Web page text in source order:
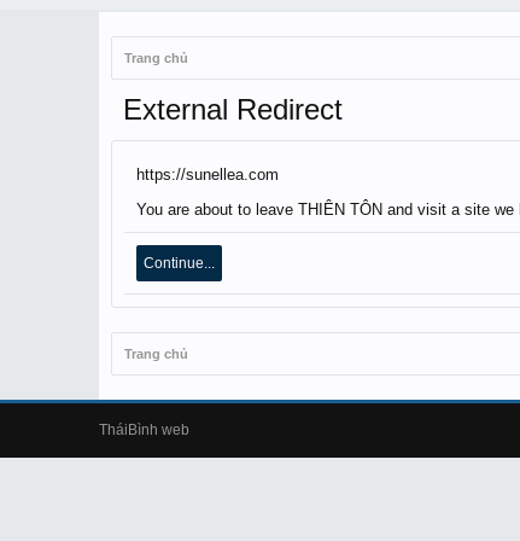
Trang chủ
External Redirect
https://sunellea.com
You are about to leave THIÊN TÔN and visit a site
Continue...
Trang chủ
TháiBình web